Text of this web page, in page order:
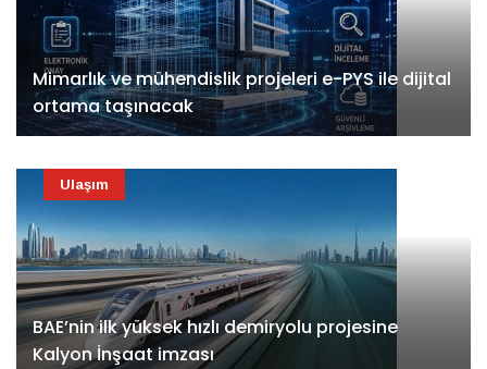
Mimarlık ve mühendislik projeleri e-PYS ile dijital
ortama taşınacak
BAE’nin ilk yüksek hızlı demiryolu projesine
Kalyon İnşaat imzası
Ulaşım